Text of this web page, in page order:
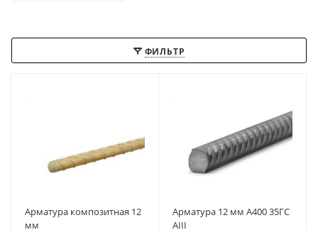
ФИЛЬТР
Арматура композитная 12
мм
Арматура 12 мм А400 35ГС
АIII